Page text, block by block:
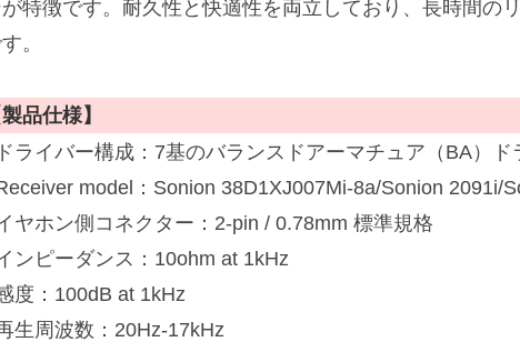
特徴です。耐久性と快適性を両立しており、長時間の
。
品仕様】
ライバー構成：7基のバランスドアーマチュア（BA）ド
model：Sonion 38D1XJ007Mi-8a/Sonion 2091i/
ヤホン側コネクター：2-pin / 0.78mm 標準規格
ンピーダンス：10ohm at 1kHz
度：100dB at 1kHz
生周波数：20Hz-17kHz